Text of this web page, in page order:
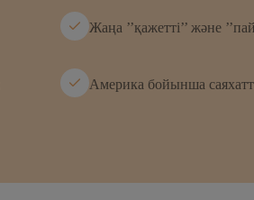
Жаңа ’’қажетті’’ және
Америка бойынша